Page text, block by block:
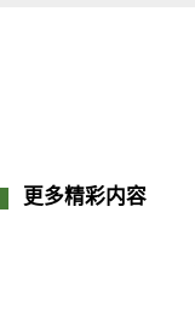
更多精彩内容